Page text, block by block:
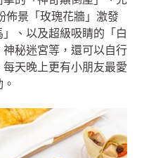
佈景「玫瑰花牆」激發
、以及超級吸睛的「白
秘迷宮等，還可以自行
天晚上更有小朋友最愛